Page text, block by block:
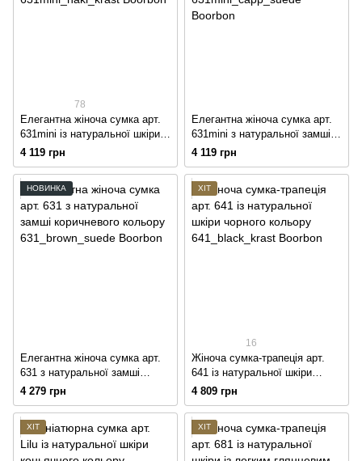
78
Елегантна жіноча сумка арт.
631mini із натуральної шкіри
кольору хакі
4 119 грн
Елегантна жіноча сумка арт.
631mini з натуральної замші
кольору капучино
4 119 грн
НОВИНКА
Елегантна жіноча сумка арт.
631 з натуральної замші
коричневого кольору
4 279 грн
ХІТ
16
Жіноча сумка-трапеція арт.
641 із натуральної шкіри
чорного кольору
4 809 грн
ХІТ ХІТ